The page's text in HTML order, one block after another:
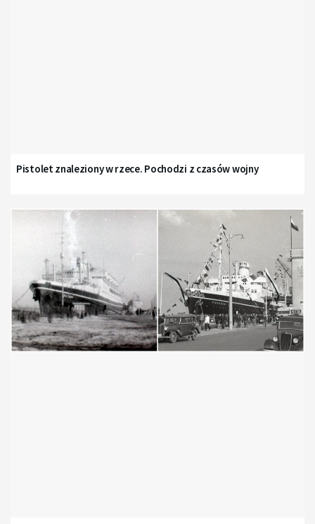
Pistolet znaleziony w rzece. Pochodzi z czasów wojny